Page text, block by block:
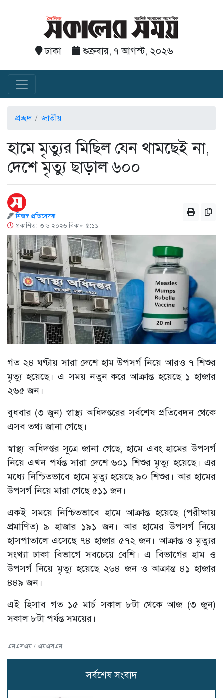
ঢাকা শুক্রবার, ৭ আগস্ট, ২০২৬
প্রচ্ছদ জাতীয়
হামে মৃত্যুর মিছিল যেন থামছেই না,
দেশে মৃত্যু ছাড়াল ৬০০
নিজস্ব প্রতিবেদক
প্রকাশিত: ৩-৬-২০২৬ বিকাল ৫:১১
গত ২৪ ঘণ্টায় সারা দেশে হাম উপসর্গ নিয়ে আরও ৭ শিশুর
মৃত্যু হয়েছে। এ সময় নতুন করে আক্রান্ত হয়েছে ১ হাজার
২৬৫ জন।
বুধবার (৩ জুন) স্বাস্থ্য অধিদপ্তরের সর্বশেষ প্রতিবেদন থেকে
এসব তথ্য জানা গেছে।
স্বাস্থ্য অধিদপ্তর সূত্রে জানা গেছে, হামে এবং হামের উপসর্গ
নিয়ে এখন পর্যন্ত সারা দেশে ৬০১ শিশুর মৃত্যু হয়েছে। এর
মধ্যে নিশ্চিতভাবে হামে মৃত্যু হয়েছে ৯০ শিশুর। আর হামের
উপসর্গ নিয়ে মারা গেছে ৫১১ জন।
একই সময়ে নিশ্চিতভাবে হামে আক্রান্ত হয়েছে (পরীক্ষায়
প্রমাণিত) ৯ হাজার ১৯১ জন। আর হামের উপসর্গ নিয়ে
হাসপাতালে এসেছে ৭৪ হাজার ৫৭২ জন। আক্রান্ত ও মৃত্যুর
সংখ্যা ঢাকা বিভাগে সবচেয়ে বেশি। এ বিভাগের হাম ও
উপসর্গ নিয়ে মৃত্যু হয়েছে ২৬৪ জন ও আক্রান্ত ৪১ হাজার
৪৪৯ জন।
এই হিসাব গত ১৫ মার্চ সকাল ৮টা থেকে আজ (৩ জুন)
সকাল ৮টা পর্যন্ত সময়ের।
এমএসএম / এমএসএম
সর্বশেষ সংবাদ